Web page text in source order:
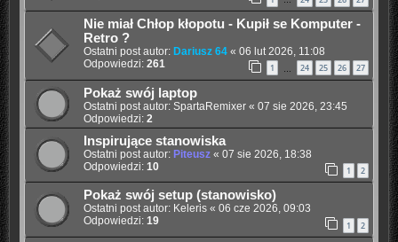
Nie miał Chłop kłopotu - Kupił se Komputer -
Retro ?
Ostatni post autor: Dariusz 64« 06 lut 2026, 11:08
Odpowiedzi: 261 1 24 25 26 27
Pokaż swój laptop
Ostatni post autor: SpartaRemixer« 07 sie 2026, 23:45
Odpowiedzi: 2
Inspirujące stanowiska
Ostatni post autor: Piteusz« 07 sie 2026, 18:38
Odpowiedzi: 10 1 2
Pokaż swój setup (stanowisko)
Ostatni post autor: Keleris« 06 cze 2026, 09:03
Odpowiedzi: 19 1 2